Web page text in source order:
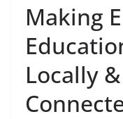
Making
Locally